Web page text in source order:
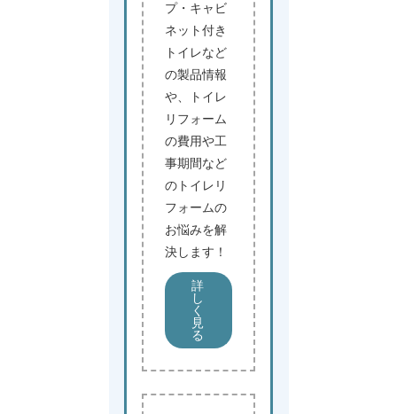
プ・キャビ
ネット付き
トイレなど
の製品情報
や、トイレ
リフォーム
の費用や工
事期間など
のトイレリ
フォームの
お悩みを解
決します！
詳
し
く
見
る